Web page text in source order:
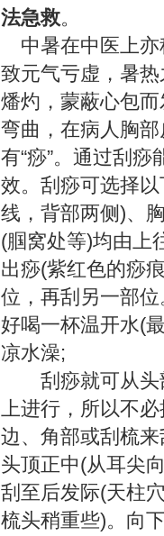
法急救。
中暑在中医上亦
致元气亏虚，暑
燔灼，蒙蔽心包
弯曲，在病人胸
有“痧”。通过刮
效。刮痧可选择
线，背部两侧)、
(腘窝处等)均由上
出痧(紫红色的痧
位，再刮另一部
好喝一杯温开水(
凉水澡;
刮痧就可从头
上进行，所以不
边、角部或刮梳
头顶正中(从耳尖
刮至后发际(天柱
梳头稍重些)。向